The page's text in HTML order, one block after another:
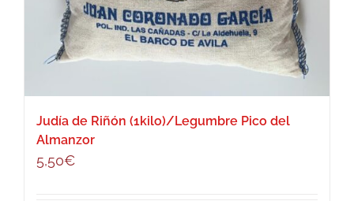
Judía de Riñón (1kilo)/Legumbre Pico del
Almanzor
5,50€